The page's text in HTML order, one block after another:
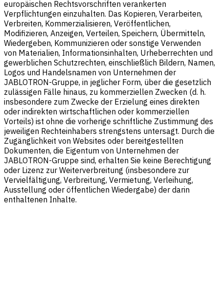
europäischen Rechtsvorschriften verankerten
Verpflichtungen einzuhalten. Das Kopieren, Verarbeiten,
Verbreiten, Kommerzialisieren, Veröffentlichen,
Modifizieren, Anzeigen, Verteilen, Speichern, Übermitteln,
Wiedergeben, Kommunizieren oder sonstige Verwenden
von Materialien, Informationsinhalten, Urheberrechten und
gewerblichen Schutzrechten, einschließlich Bildern, Namen,
Logos und Handelsnamen von Unternehmen der
JABLOTRON-Gruppe, in jeglicher Form, über die gesetzlich
zulässigen Fälle hinaus, zu kommerziellen Zwecken (d. h.
insbesondere zum Zwecke der Erzielung eines direkten
oder indirekten wirtschaftlichen oder kommerziellen
Vorteils) ist ohne die vorherige schriftliche Zustimmung des
jeweiligen Rechteinhabers strengstens untersagt. Durch die
Zugänglichkeit von Websites oder bereitgestellten
Dokumenten, die Eigentum von Unternehmen der
JABLOTRON-Gruppe sind, erhalten Sie keine Berechtigung
oder Lizenz zur Weiterverbreitung (insbesondere zur
Vervielfältigung, Verbreitung, Vermietung, Verleihung,
Ausstellung oder öffentlichen Wiedergabe) der darin
enthaltenen Inhalte.